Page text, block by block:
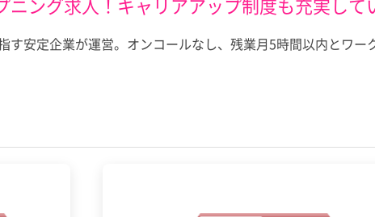
す安定企業が運営。オンコールなし、残業月5時間以内とワ